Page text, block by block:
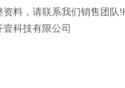
资料，请联系我们销售团队
科技有限公司